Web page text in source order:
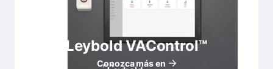
Leybold VAControl™
Conozca más en